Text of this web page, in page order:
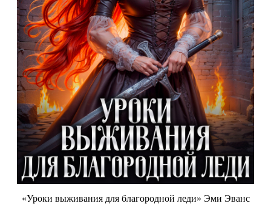
«Уроки выживания для благородной леди» Эми Эванс